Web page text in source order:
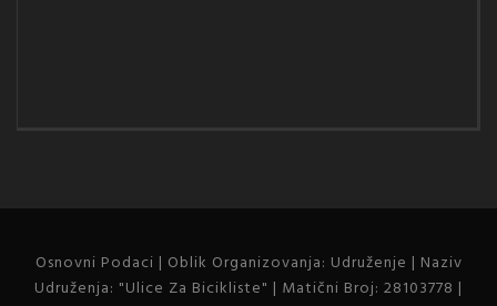
Osnovni Podaci | Oblik Organizovanja: Udruženje | Naziv
Udruženja: "Ulice Za Bicikliste" | Matični Broj: 28103778 |